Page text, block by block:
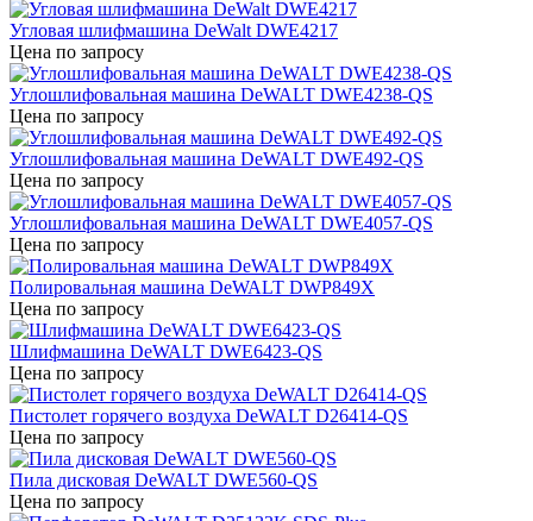
Угловая шлифмашина DeWalt DWE4217
Цена по запросу
Углошлифовальная машина DeWALT DWE4238-QS
Цена по запросу
Углошлифовальная машина DeWALT DWE492-QS
Цена по запросу
Углошлифовальная машина DeWALT DWE4057-QS
Цена по запросу
Полировальная машина DeWALT DWP849X
Цена по запросу
Шлифмашина DeWALT DWE6423-QS
Цена по запросу
Пистолет горячего воздуха DeWALT D26414-QS
Цена по запросу
Пила дисковая DeWALT DWE560-QS
Цена по запросу